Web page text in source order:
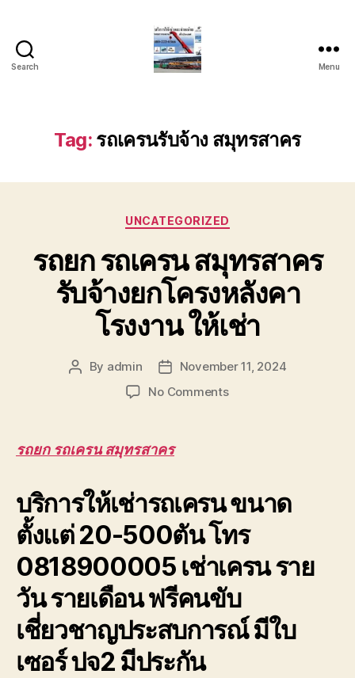
Search
รถ
เครน
เฮี๊ยบ
สไลด์
เครื่องจักร
โทร
0818900005
Menu
Tag: รถเครนรับจ้าง สมุทรสาคร
Categories
UNCATEGORIZED
รถยก รถเครน สมุทรสาคร
รับจ้างยกโครงหลังคา
โรงงาน ให้เช่า
Post
By admin
Post
date
November 11, 2024
No Commentson
ยก
โครง
หลังคา
โรงงาน
ให้
รถยก รถเครน สมุทรสาคร
บริการให้เช่ารถเครน ขนาด
ตั้งแต่ 20-500ตัน โทร
0818900005 เช่าเครน ราย
วัน รายเดือน ฟรีคนขับ
เชี่ยวชาญประสบการณ์ มีใบ
เซอร์ ปจ2 มีประกัน